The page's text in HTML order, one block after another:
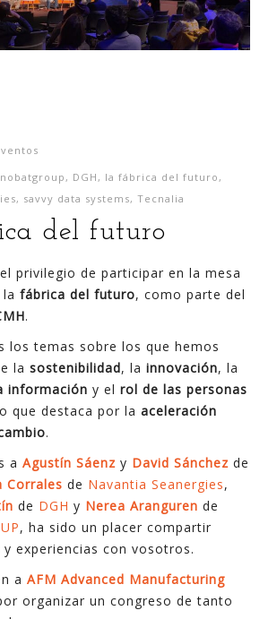
, DGH , la fábrica del futuro ,
, savvy data systems, Tecnalia
del futuro
privilegio de participar en la mesa
fábrica del futuro, como parte del
.
los temas sobre los que hemos
la sostenibilidad, la innovación, la
información y el rol de las personas
que destaca por la aceleración
.
a Agustín Sáenz y David Sánchez de
Corrales de Navantia Seanergies,
de DGH y Nerea Aranguren de
, ha sido un placer compartir
experiencias con vosotros.
a AFM Advanced Manufacturing
organizar un congreso de tanto